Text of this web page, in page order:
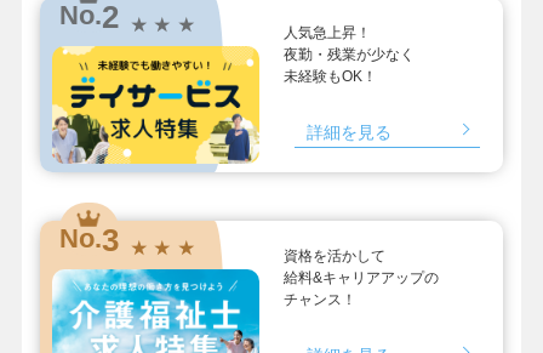
No.2 ★ ★ ★
人気急上昇！
夜勤・残業が少なく
未経験もOK！
詳細を見る
No.3 ★ ★ ★
資格を活かして
給料&キャリアアップの
チャンス！